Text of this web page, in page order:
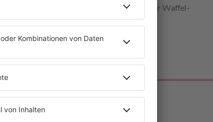
der beiden spielen natürlich in dieser Waffel-
eine Rolle - also, einschalten!